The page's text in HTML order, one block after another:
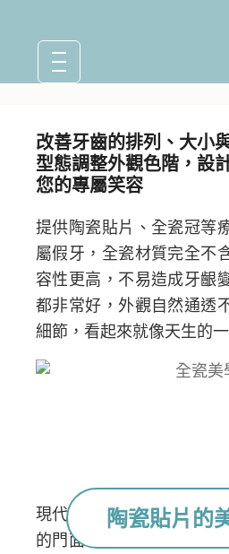
改善牙齒的排列、大小
型態調整外觀色階，設
您的專屬笑容
提供陶瓷貼片、全瓷冠等
屬假牙，全瓷材質完全不
容性更高，不易造成牙齦
都非常好，外觀自然通透
細節，看起來就像天生的
陶瓷貼片的
現代人非常注重外表，牙
的門面。不管是牙縫、缺